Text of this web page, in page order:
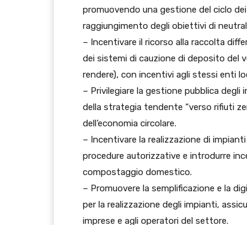
promuovendo una gestione del ciclo
raggiungimento degli obiettivi di
– Incentivare il ricorso alla raccolta
dei sistemi di cauzione di deposito del
rendere), con incentivi agli stessi enti
– Privilegiare la gestione pubblica
della strategia tendente “verso rifiuti
dell’economia circolare.
– Incentivare la realizzazione di
procedure autorizzative e introdurre
compostaggio domestico.
– Promuovere la semplificazione e la
per la realizzazione degli impianti,
imprese e agli operatori del settore.